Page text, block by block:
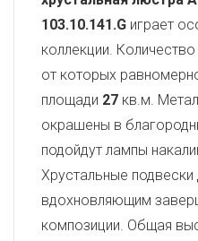
103.10.141.G играет
коллекции.
от которых
площади 27 кв.м.
окрашены в
подойдут лампы
Хрустальные
вдохновляющим
композиции. Общая